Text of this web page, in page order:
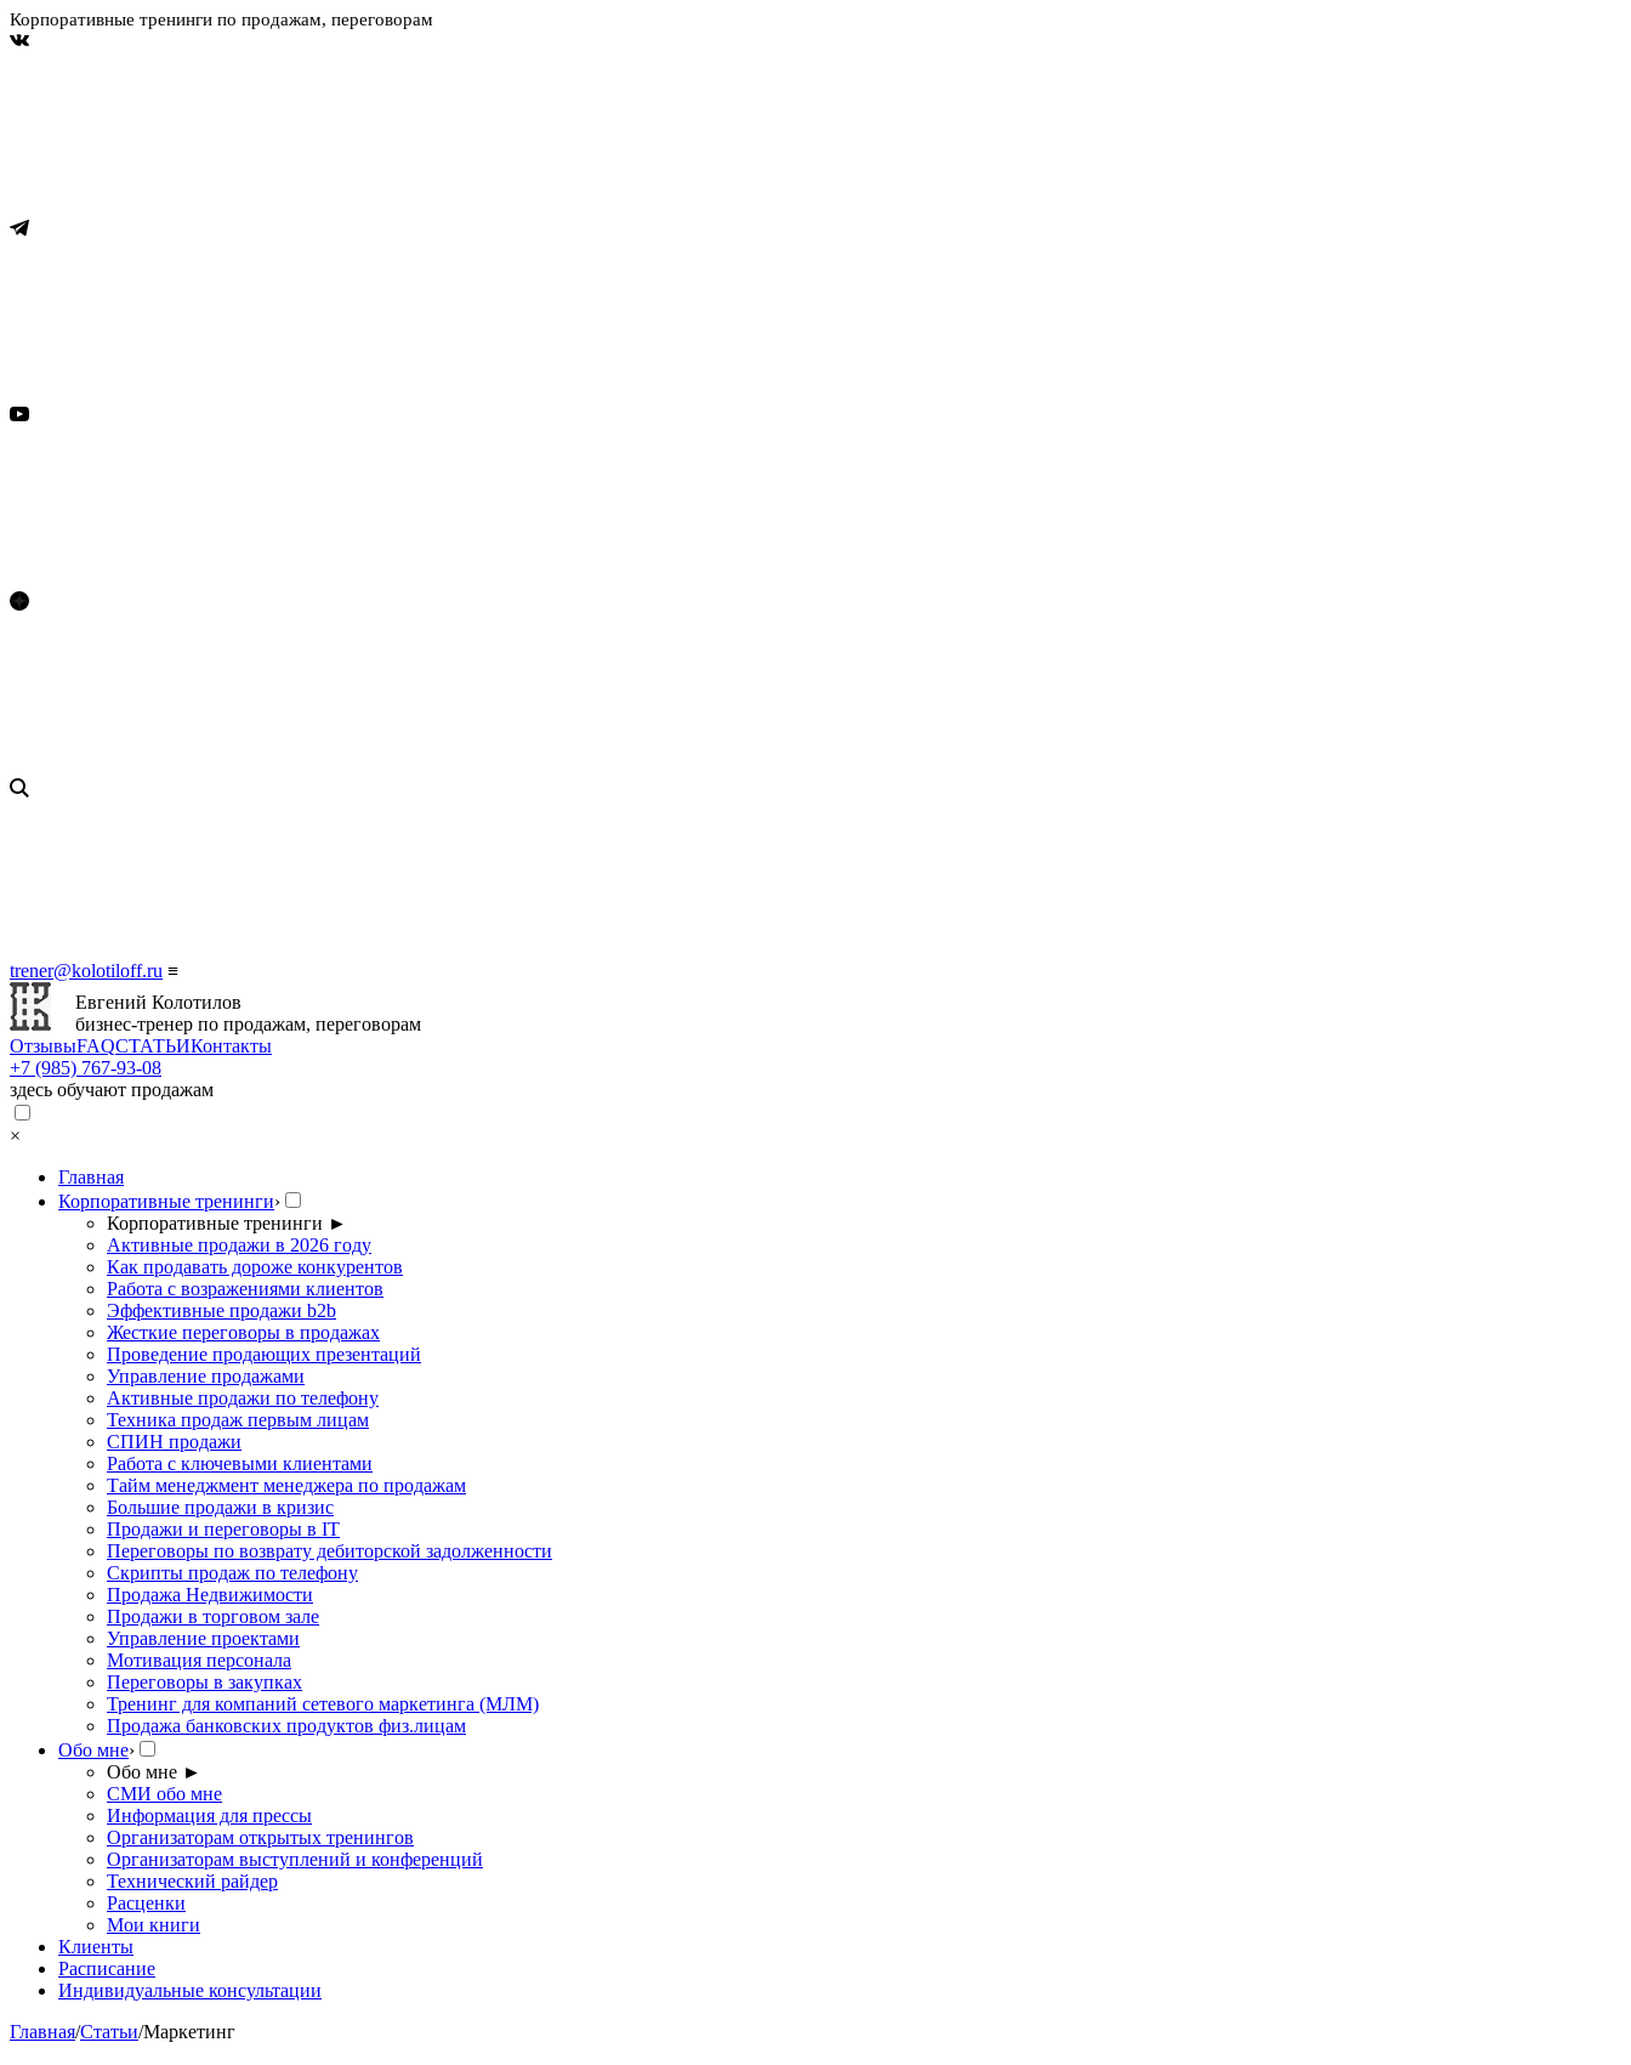
Корпоративные тренинги по продажам, переговорам
trener@kolotiloff.ru ≡
Евгений Колотилов
бизнес-тренер по продажам, переговорам
ОтзывыFAQСТАТЬИКонтакты
+7 (985) 767‑93‑08
здесь обучают продажам
×
Главная
Корпоративные тренинги›
Корпоративные тренинги ►
Активные продажи в 2026 году
Как продавать дороже конкурентов
Работа с возражениями клиентов
Эффективные продажи b2b
Жесткие переговоры в продажах
Проведение продающих презентаций
Управление продажами
Активные продажи по телефону
Техника продаж первым лицам
СПИН продажи
Работа с ключевыми клиентами
Тайм менеджмент менеджера по продажам
Большие продажи в кризис
Продажи и переговоры в IT
Переговоры по возврату дебиторской задолженности
Скрипты продаж по телефону
Продажа Недвижимости
Продажи в торговом зале
Управление проектами
Мотивация персонала
Переговоры в закупках
Тренинг для компаний сетевого маркетинга (МЛМ)
Продажа банковских продуктов физ.лицам
Обо мне›
Обо мне ►
СМИ обо мне
Информация для прессы
Организаторам открытых тренингов
Организаторам выступлений и конференций
Технический райдер
Расценки
Мои книги
Клиенты
Расписание
Индивидуальные консультации
Главная/Статьи/Маркетинг